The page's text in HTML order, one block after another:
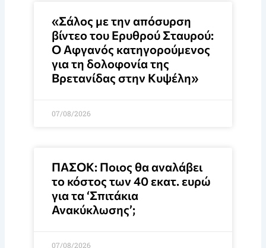
«Σάλος με την απόσυρση
βίντεο του Ερυθρού Σταυρού:
Ο Αφγανός κατηγορούμενος
για τη δολοφονία της
Βρετανίδας στην Κυψέλη»
07/08/2026
ΠΑΣΟΚ: Ποιος θα αναλάβει
το κόστος των 40 εκατ. ευρώ
για τα ‘Σπιτάκια
Ανακύκλωσης’;
07/08/2026